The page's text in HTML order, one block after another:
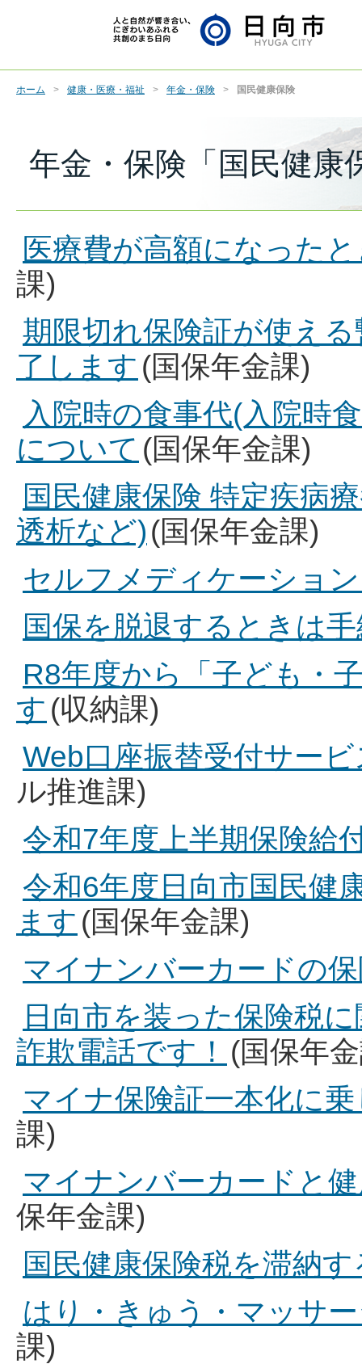
ホーム 健康・医療・福祉 年金・保険 国民健康保険
年金・保険「国民健康
医療費が高額になった
課)
期限切れ保険証が使え
了します (国保年金課)
入院時の食事代(入院時
について (国保年金課)
国民健康保険 特定疾病
透析など)(国保年金課)
セルフメディケーショ
国保を脱退するときは
R8年度から「子ども・
す (収納課)
Web口座振替受付サー
ル推進課)
令和7年度上半期保険給
令和6年度日向市国民健
ます (国保年金課)
マイナンバーカードの
日向市を装った保険税
詐欺電話です！ (国保年
マイナ保険証一本化に
課)
マイナンバーカードと
保年金課)
国民健康保険税を滞納
はり・きゅう・マッサ
課)